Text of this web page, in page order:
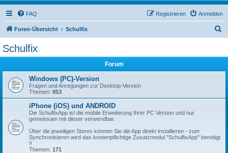
FAQ Anmelden
Registrieren
Foren-Übersicht Schulfix
Schulfix
Forum
Windows (PC)-Version
Fragen und Anregungen zur Desktop-Version
Themen: 853
iPhone (iOS) und ANDROID
Die SchulfixApp ist die mobile Erweiterung Ihrer PC Version und nur
gemeinsam mit dieser verwendbar.
Über die jeweiligen Stores können Sie die App direkt installieren - zum
Synchronisieren wird das kostenpflichtige Zusatzmodul "SchulfixApp" benötigt
!!
Themen: 171